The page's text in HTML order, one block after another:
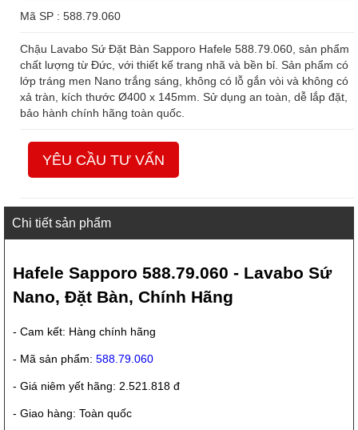
Mã SP : 588.79.060
Chậu Lavabo Sứ Đặt Bàn Sapporo Hafele 588.79.060, sản phẩm
chất lượng từ Đức, với thiết kế trang nhã và bền bỉ. Sản phẩm có
lớp tráng men Nano trắng sáng, không có lỗ gắn vòi và không có
xả tràn, kích thước Ø400 x 145mm. Sử dụng an toàn, dễ lắp đặt,
bảo hành chính hãng toàn quốc.
YÊU CẦU TƯ VẤN
Chi tiết sản phẩm
Hafele Sapporo 588.79.060 - Lavabo Sứ
Nano, Đặt Bàn, Chính Hãng
- Cam kết: Hàng chính hãng
- Mã sản phẩm: 588.79.060
- Giá niêm yết hãng: 2.521.818 đ
- Giao hàng: Toàn quốc